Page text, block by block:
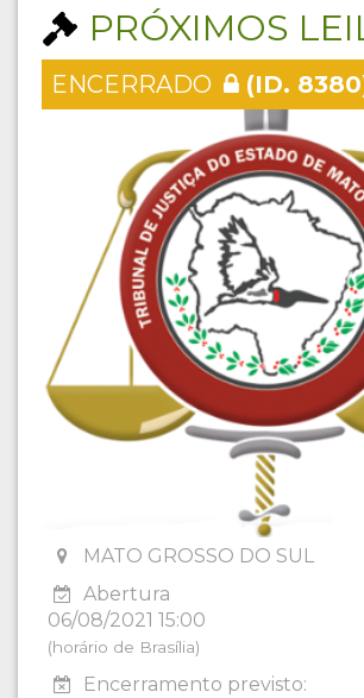
PRÓXIMOS
ENCERRADO (ID.
MATO GROSSO DO SUL
Abertura
06/08/2021 15:00
(horário de Brasília)
Encerramento previsto: